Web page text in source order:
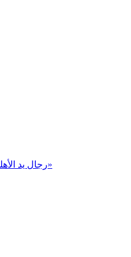
«رجال يد الأهلي» في المجموعة الثانية ببطولة العالم للأندية «سوبر جلوب 2026»